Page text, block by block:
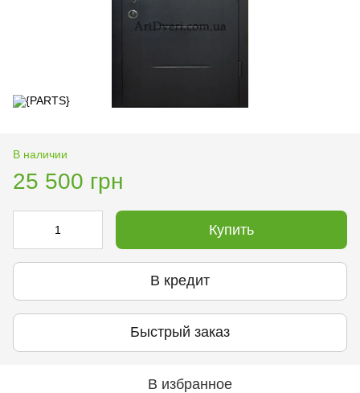
В наличии
25 500 грн
Купить
В кредит
Быстрый заказ
В избранное